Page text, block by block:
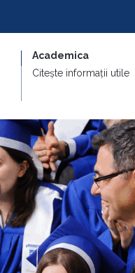
Academica
Citește informații utile